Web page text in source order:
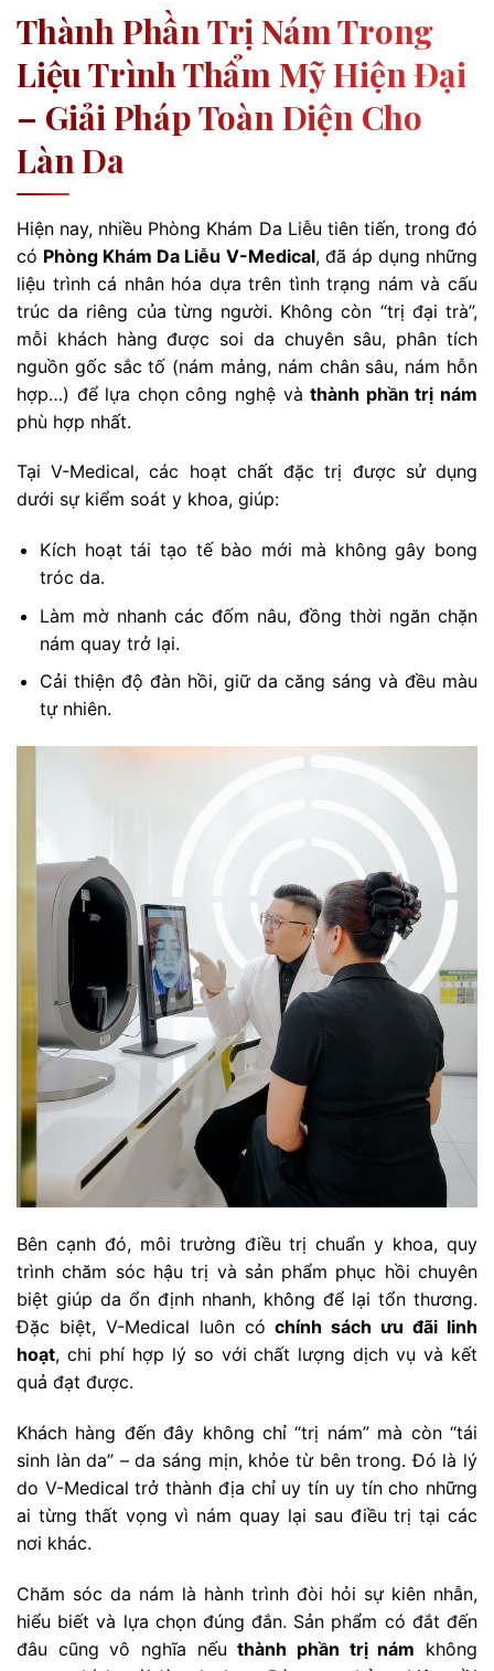
Thành Phần Trị Nám Trong
Liệu Trình Thẩm Mỹ Hiện Đại
– Giải Pháp Toàn Diện Cho
Làn Da
Hiện nay, nhiều Phòng Khám Da Liễu tiên tiến, trong đó
có Phòng Khám Da Liễu V-Medical, đã áp dụng những
liệu trình cá nhân hóa dựa trên tình trạng nám và cấu
trúc da riêng của từng người. Không còn “trị đại trà”,
mỗi khách hàng được soi da chuyên sâu, phân tích
nguồn gốc sắc tố (nám mảng, nám chân sâu, nám hỗn
hợp…) để lựa chọn công nghệ vàthành phần trị nám
phù hợp nhất.
Tại V-Medical, các hoạt chất đặc trị được sử dụng
dưới sự kiểm soát y khoa, giúp:
Kích hoạt tái tạo tế bào mới mà không gây bong
tróc da.
Làm mờ nhanh các đốm nâu, đồng thời ngăn chặn
nám quay trở lại.
Cải thiện độ đàn hồi, giữ da căng sáng và đều màu
tự nhiên.
Bên cạnh đó, môi trường điều trị chuẩn y khoa, quy
trình chăm sóc hậu trị và sản phẩm phục hồi chuyên
biệt giúp da ổn định nhanh, không để lại tổn thương.
Đặc biệt, V-Medical luôn cóchính sách ưu đãi linh
hoạt, chi phí hợp lý so với chất lượng dịch vụ và kết
quả đạt được.
Khách hàng đến đây không chỉ “trị nám” mà còn “tái
sinh làn da” – da sáng mịn, khỏe từ bên trong. Đó là lý
do V-Medical trở thành địa chỉ uy tín uy tín cho những
ai từng thất vọng vì nám quay lại sau điều trị tại các
nơi khác.
Chăm sóc da nám là hành trình đòi hỏi sự kiên nhẫn,
hiểu biết và lựa chọn đúng đắn. Sản phẩm có đắt đến
đâu cũng vô nghĩa nếuthành phần trị nám không